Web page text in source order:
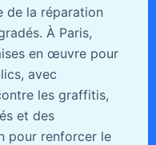
de la réparation
À Paris,
en œuvre pour
avec
les graffitis,
et des
pour renforcer le